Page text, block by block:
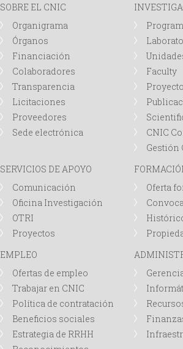
SOBRE EL CNIC
Organigrama
Órganos
Financiación
Colaboradores
Transparencia
Licitaciones
Proveedores
Sede electrónica
Faculty
CNIC
Gestión
SERVICIOS DE APOYO
Comunicación
Oficina Investigación
OTRI
Proyectos
Oferta
EMPLEO
Ofertas de empleo
Trabajar en CNIC
Política de contratación
Beneficios sociales
Estrategia de RRHH